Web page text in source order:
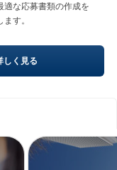
適な応募書類の作成を
す。
しく見る